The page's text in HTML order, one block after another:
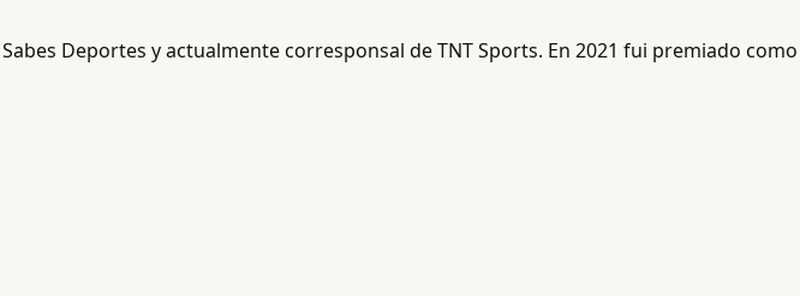
Deportes y actualmente corresponsal de TNT Sports. En 2021 fui premiado como